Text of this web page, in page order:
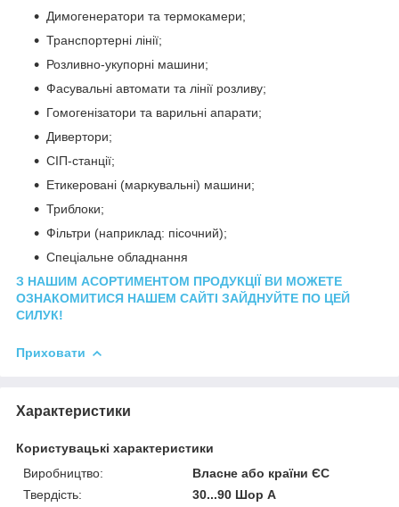
Димогенератори та термокамери;
Транспортерні лінії;
Розливно-укупорні машини;
Фасувальні автомати та лінії розливу;
Гомогенізатори та варильні апарати;
Дивертори;
СІП-станції;
Етикеровані (маркувальні) машини;
Триблоки;
Фільтри (наприклад: пісочний);
Спеціальне обладнання
З НАШИМ АСОРТИМЕНТОМ ПРОДУКЦІЇ ВИ МОЖЕТЕ
ОЗНАКОМИТИСЯ НАШЕМ САЙТІ ЗАЙДНУЙТЕ ПО ЦЕЙ
СИЛУК!
Приховати
Характеристики
Користувацькі характеристики
Виробництво:
Власне або країни ЄС
Твердість:
30...90 Шор А